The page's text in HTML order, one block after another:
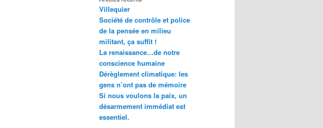
Villequier
Société de contrôle et police
de la pensée en milieu
militant, ça suffit !
La renaissance…de notre
conscience humaine
Dérèglement climatique: les
gens n’ont pas de mémoire
Si nous voulons la paix, un
désarmement immédiat est
essentiel.